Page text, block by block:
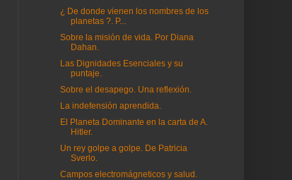
¿ De donde vienen los nombres de los
planetas ?. P...
Sobre la misión de vida. Por Diana
Dahan.
Las Dignidades Esenciales y su
puntaje.
Sobre el desapego. Una reflexión.
La indefensión aprendida.
El Planeta Dominante en la carta de A.
Hitler.
Un rey golpe a golpe. De Patricia
Sverlo.
Campos electromágneticos y salud.